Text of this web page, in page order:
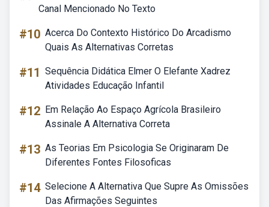
Canal Mencionado No Texto
#10 Acerca Do Contexto Histórico Do Arcadismo
Quais As Alternativas Corretas
#11 Sequência Didática Elmer O Elefante Xadrez
Atividades Educação Infantil
#12 Em Relação Ao Espaço Agrícola Brasileiro
Assinale A Alternativa Correta
#13 As Teorias Em Psicologia Se Originaram De
Diferentes Fontes Filosoficas
#14 Selecione A Alternativa Que Supre As Omissões
Das Afirmações Seguintes